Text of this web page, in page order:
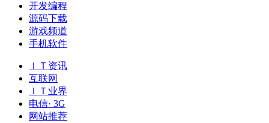
开发编程
源码下载
游戏频道
手机软件
ＩＴ资讯
互联网
ＩＴ业界
电信· 3G
网站推荐